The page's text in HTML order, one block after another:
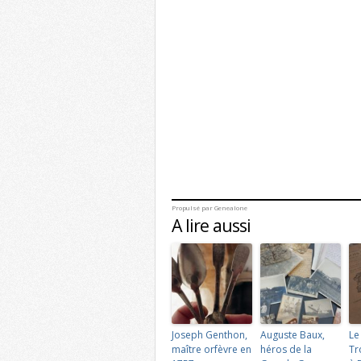
Propulsé par Genealone
A lire aussi
Joseph Genthon,
maître orfèvre en
Auguste Baux,
héros de la